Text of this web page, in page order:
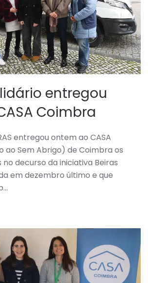
entregou
Coimbra
entregou ontem ao CASA
ao Sem Abrigo) de Coimbra os
decurso da iniciativa Beiras
em dezembro último e que